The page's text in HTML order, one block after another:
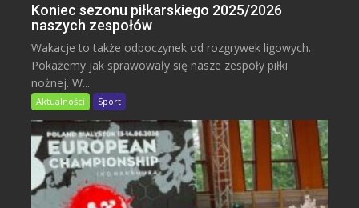
Koniec sezonu piłkarskiego 2025/2026
naszych zespołów
Wakacje to także odpoczynek od rozgrywek ligowych.
Pokażemy jak sprawowały się nasze zespoły piłki
nożnej. W...
Aktualności Sport